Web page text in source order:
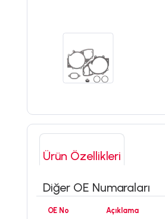
Ürün Özellikleri
Diğer OE Numaraları
OE No Açıklama